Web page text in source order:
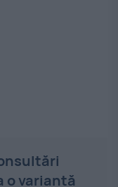
o variantă